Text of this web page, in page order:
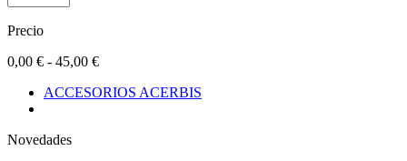
Precio
0,00 € - 45,00 €
ACCESORIOS ACERBIS
Novedades